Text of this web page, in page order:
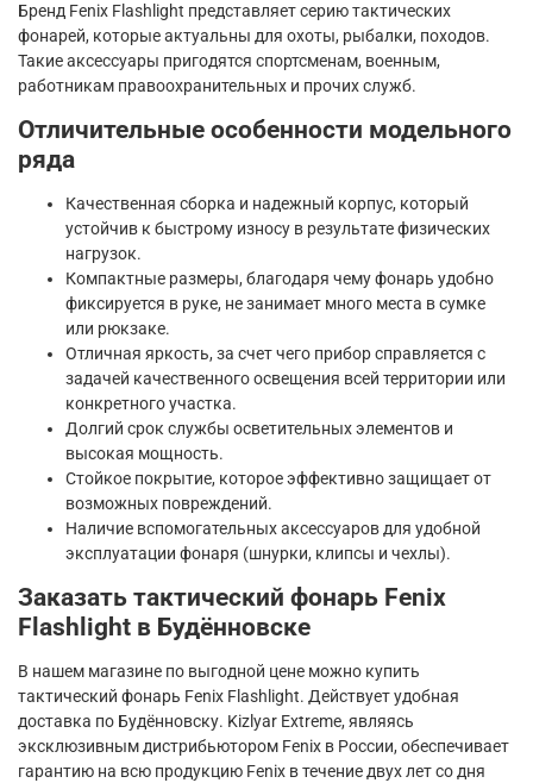
Бренд Fenix Flashlight представляет серию тактических
фонарей, которые актуальны для охоты, рыбалки, походов.
Такие аксессуары пригодятся спортсменам, военным,
работникам правоохранительных и прочих служб.
Отличительные особенности модельного
ряда
Качественная сборка и надежный корпус, который
устойчив к быстрому износу в результате физических
нагрузок.
Компактные размеры, благодаря чему фонарь удобно
фиксируется в руке, не занимает много места в сумке
или рюкзаке.
Отличная яркость, за счет чего прибор справляется с
задачей качественного освещения всей территории или
конкретного участка.
Долгий срок службы осветительных элементов и
высокая мощность.
Стойкое покрытие, которое эффективно защищает от
возможных повреждений.
Наличие вспомогательных аксессуаров для удобной
эксплуатации фонаря (шнурки, клипсы и чехлы).
Заказать тактический фонарь Fenix
Flashlight в Будённовске
В нашем магазине по выгодной цене можно купить
тактический фонарь Fenix Flashlight. Действует удобная
доставка по Будённовску. Kizlyar Extreme, являясь
эксклюзивным дистрибьютором Fenix в России, обеспечивает
гарантию на всю продукцию Fenix в течение двух лет со дня